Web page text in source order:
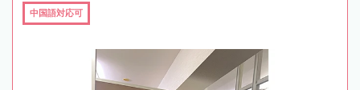
中国語対応可